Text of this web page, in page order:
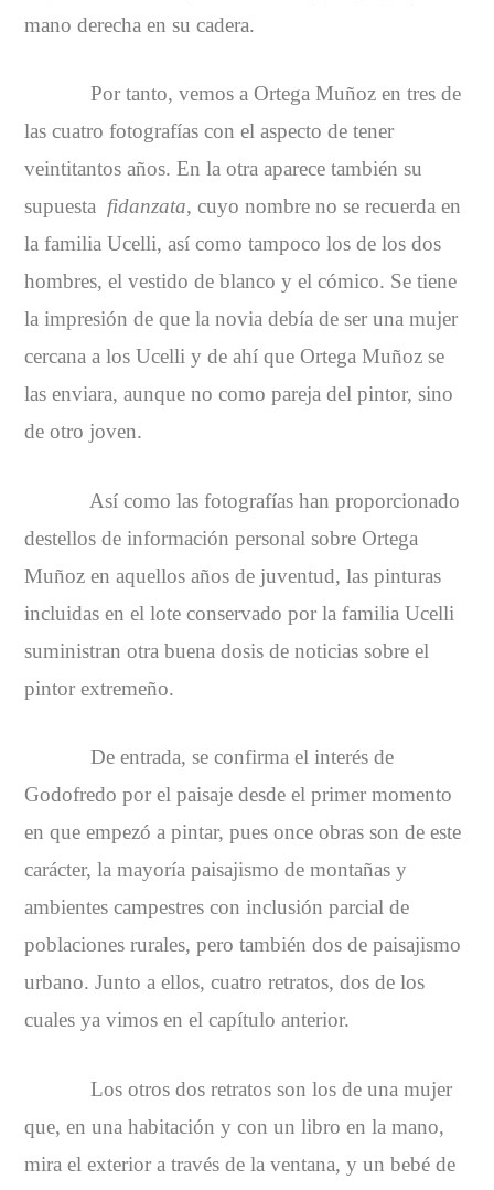
mano derecha en su cadera.
Por tanto, vemos a Ortega Muñoz en tres de
las cuatro fotografías con el aspecto de tener
veintitantos años. En la otra aparece también su
supuesta fidanzata, cuyo nombre no se recuerda en
la familia Ucelli, así como tampoco los de los dos
hombres, el vestido de blanco y el cómico. Se tiene
la impresión de que la novia debía de ser una mujer
cercana a los Ucelli y de ahí que Ortega Muñoz se
las enviara, aunque no como pareja del pintor, sino
de otro joven.
Así como las fotografías han proporcionado
destellos de información personal sobre Ortega
Muñoz en aquellos años de juventud, las pinturas
incluidas en el lote conservado por la familia Ucelli
suministran otra buena dosis de noticias sobre el
pintor extremeño.
De entrada, se confirma el interés de
Godofredo por el paisaje desde el primer momento
en que empezó a pintar, pues once obras son de este
carácter, la mayoría paisajismo de montañas y
ambientes campestres con inclusión parcial de
poblaciones rurales, pero también dos de paisajismo
urbano. Junto a ellos, cuatro retratos, dos de los
cuales ya vimos en el capítulo anterior.
Los otros dos retratos son los de una mujer
que, en una habitación y con un libro en la mano,
mira el exterior a través de la ventana, y un bebé de